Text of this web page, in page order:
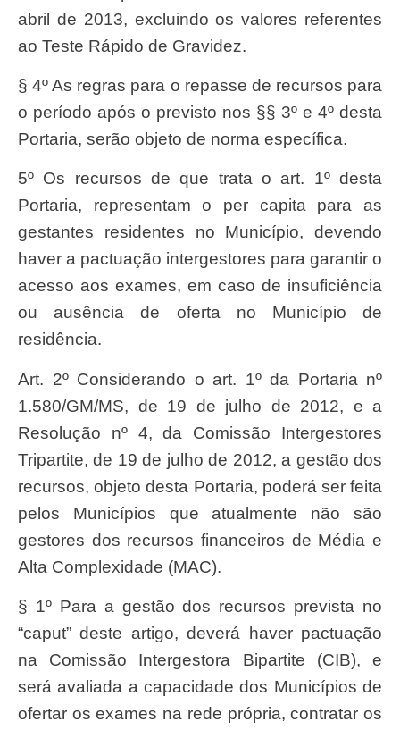
abril de 2013, excluindo os valores referentes
ao Teste Rápido de Gravidez.
§ 4º As regras para o repasse de recursos para
o período após o previsto nos §§ 3º e 4º desta
Portaria, serão objeto de norma específica.
5º Os recursos de que trata o art. 1º desta
Portaria, representam o per capita para as
gestantes residentes no Município, devendo
haver a pactuação intergestores para garantir o
acesso aos exames, em caso de insuficiência
ou ausência de oferta no Município de
residência.
Art. 2º Considerando o art. 1º da Portaria nº
1.580/GM/MS, de 19 de julho de 2012, e a
Resolução nº 4, da Comissão Intergestores
Tripartite, de 19 de julho de 2012, a gestão dos
recursos, objeto desta Portaria, poderá ser feita
pelos Municípios que atualmente não são
gestores dos recursos financeiros de Média e
Alta Complexidade (MAC).
§ 1º Para a gestão dos recursos prevista no
“caput” deste artigo, deverá haver pactuação
na Comissão Intergestora Bipartite (CIB), e
será avaliada a capacidade dos Municípios de
ofertar os exames na rede própria, contratar os